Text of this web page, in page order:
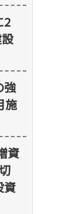
2
強
施
資
資